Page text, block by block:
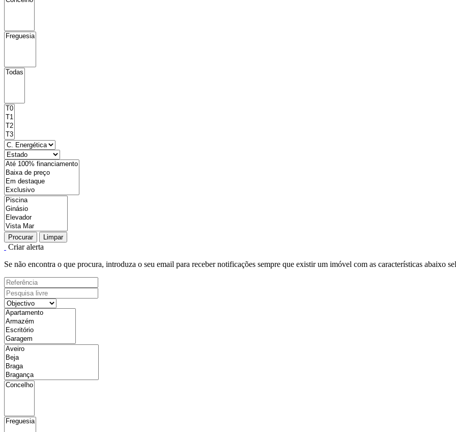
Procurar Limpar
Criar alerta
Se não encontra o que procura, introduza o seu email para receber notificações sempre que existir um imóvel com as características abaixo